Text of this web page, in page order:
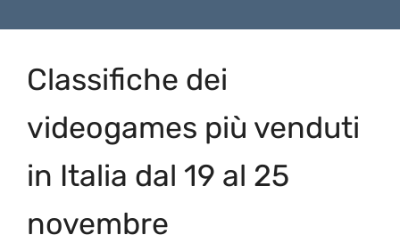
Classifiche dei
videogames più venduti
in Italia dal 19 al 25
novembre